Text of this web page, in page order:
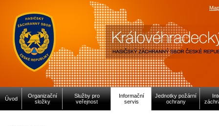
Úvod
Organizační
složky
Služby pro
veřejnost
Informační
servis
Jednotky požární
ochrany